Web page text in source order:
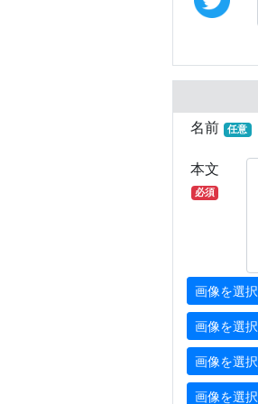
名前
任意
本文
必須
画像を選択
画像を選択
画像を選択
画像を選択